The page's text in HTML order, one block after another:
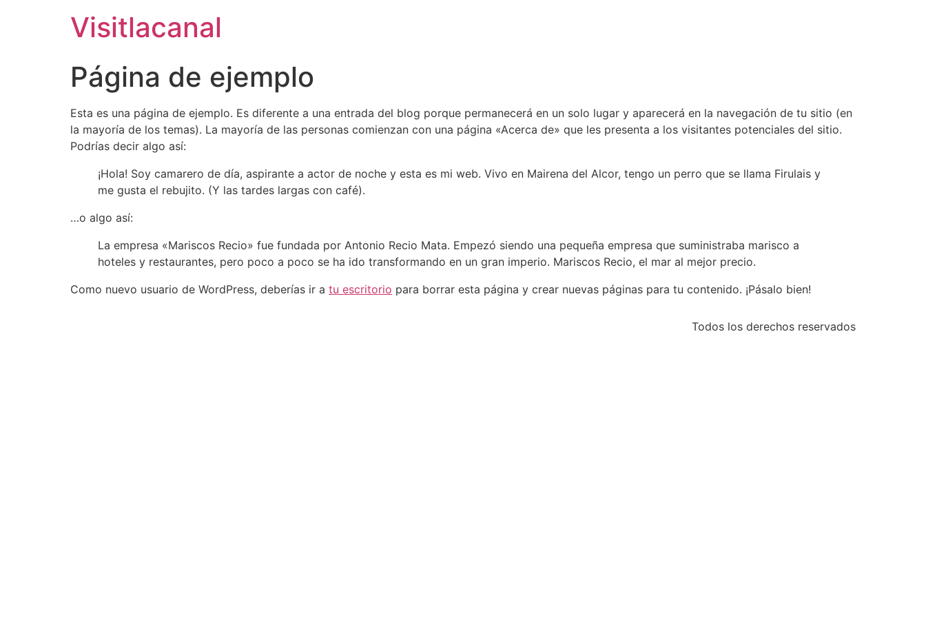
Visitlacanal
Página de ejemplo
Esta es una página de ejemplo. Es diferente a una entrada del blog porque permanecerá en un solo lugar y aparecerá en la navegación de tu sitio (en
la mayoría de los temas). La mayoría de las personas comienzan con una página «Acerca de» que les presenta a los visitantes potenciales del sitio.
Podrías decir algo así:
¡Hola! Soy camarero de día, aspirante a actor de noche y esta es mi web. Vivo en Mairena del Alcor, tengo un perro que se llama Firulais y
me gusta el rebujito. (Y las tardes largas con café).
…o algo así:
La empresa «Mariscos Recio» fue fundada por Antonio Recio Mata. Empezó siendo una pequeña empresa que suministraba marisco a
hoteles y restaurantes, pero poco a poco se ha ido transformando en un gran imperio. Mariscos Recio, el mar al mejor precio.
Como nuevo usuario de WordPress, deberías ir a tu escritorio para borrar esta página y crear nuevas páginas para tu contenido. ¡Pásalo bien!
Todos los derechos reservados